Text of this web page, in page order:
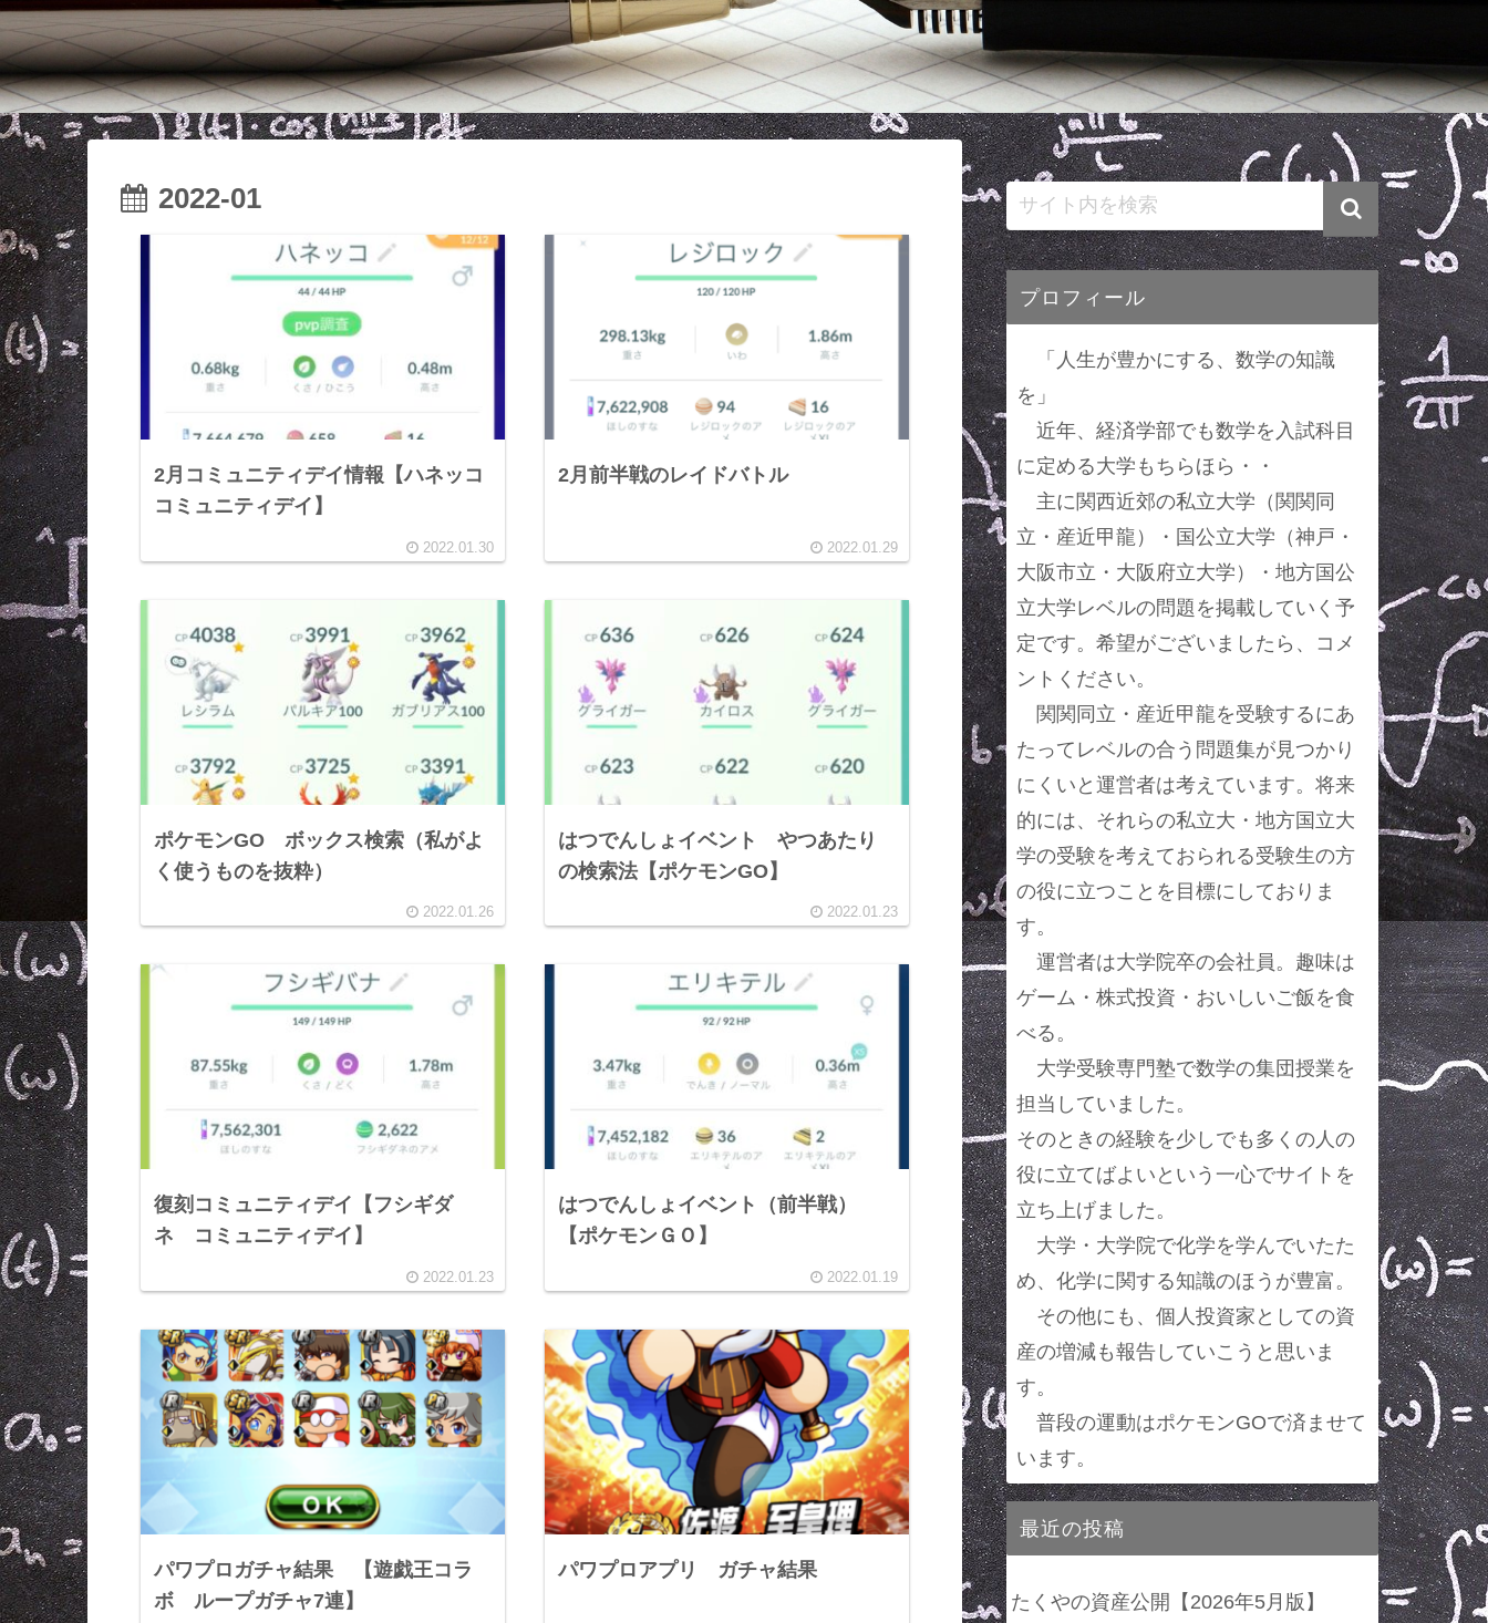
2022-01
2月コミュニティデイ情報【ハネッコ
コミュニティデイ】
2022.01.30
2月前半戦のレイドバトル
2022.01.29
ポケモンGO ボックス検索（私がよ
く使うものを抜粋）
2022.01.26
はつでんしょイベント やつあたり
の検索法【ポケモンGO】
2022.01.23
復刻コミュニティデイ【フシギダ
ネ コミュニティデイ】
2022.01.23
はつでんしょイベント（前半戦）
【ポケモンＧＯ】
2022.01.19
パワプロガチャ結果 【遊戯王コラ
ボ ループガチャ7連】
パワプロアプリ ガチャ結果
プロフィール
「人生が豊かにする、数学の知識
を」
近年、経済学部でも数学を入試科目
に定める大学もちらほら・・
主に関西近郊の私立大学（関関同
立・産近甲龍）・国公立大学（神戸・
大阪市立・大阪府立大学）・地方国公
立大学レベルの問題を掲載していく予
定です。希望がございましたら、コメ
ントください。
関関同立・産近甲龍を受験するにあ
たってレベルの合う問題集が見つかり
にくいと運営者は考えています。将来
的には、それらの私立大・地方国立大
学の受験を考えておられる受験生の方
の役に立つことを目標にしておりま
す。
運営者は大学院卒の会社員。趣味は
ゲーム・株式投資・おいしいご飯を食
べる。
大学受験専門塾で数学の集団授業を
担当していました。
そのときの経験を少しでも多くの人の
役に立てばよいという一心でサイトを
立ち上げました。
大学・大学院で化学を学んでいたた
め、化学に関する知識のほうが豊富。
その他にも、個人投資家としての資
産の増減も報告していこうと思いま
す。
普段の運動はポケモンGOで済ませて
います。
最近の投稿
たくやの資産公開【2026年5月版】